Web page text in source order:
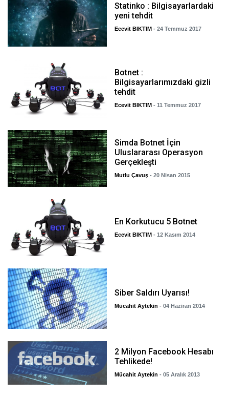
Statinko : Bilgisayarlardaki
yeni tehdit
Ecevit BIKTIM - 24 Temmuz 2017
Botnet :
Bilgisayarlarımızdaki gizli
tehdit
Ecevit BIKTIM - 11 Temmuz 2017
Simda Botnet İçin
Uluslararası Operasyon
Gerçekleşti
Mutlu Çavuş - 20 Nisan 2015
En Korkutucu 5 Botnet
Ecevit BIKTIM - 12 Kasım 2014
Siber Saldırı Uyarısı!
Mücahit Aytekin - 04 Haziran 2014
2 Milyon Facebook Hesabı
Tehlikede!
Mücahit Aytekin - 05 Aralık 2013